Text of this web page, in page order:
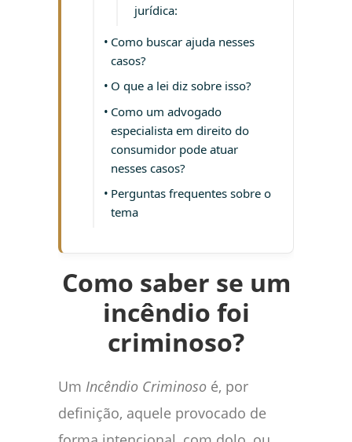
jurídica:
Como buscar ajuda nesses
casos?
O que a lei diz sobre isso?
Como um advogado
especialista em direito do
consumidor pode atuar
nesses casos?
Perguntas frequentes sobre o
tema
Como saber se um
incêndio foi
criminoso?
Um Incêndio Criminoso é, por
definição, aquele provocado de